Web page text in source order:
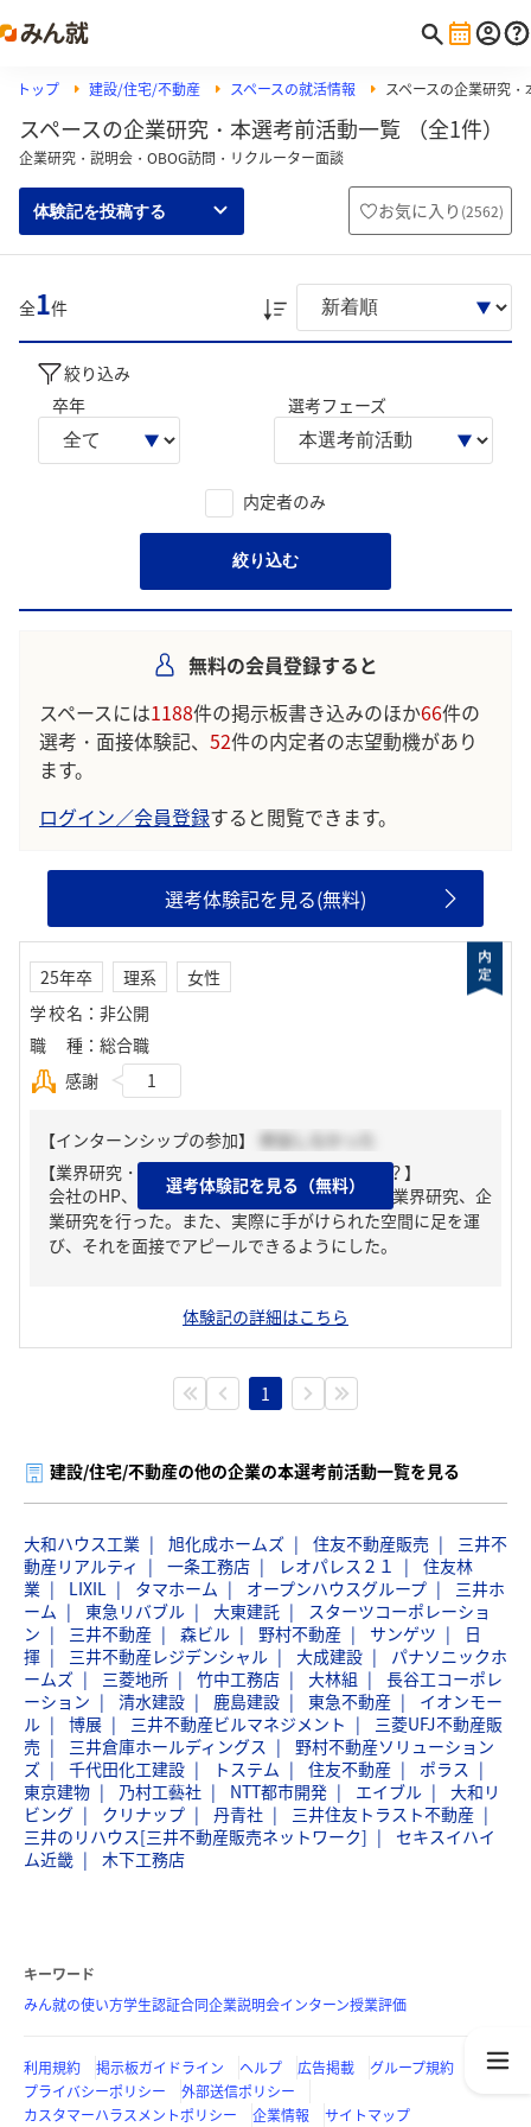
トップ 建設/住宅/不動産 スペースの就活情報 スペースの企業研究
スペースの企業研究・本選考前活動一覧 （全1件）
企業研究・説明会・OBOG訪問・リクルーター面談
体験記を投稿する お気に入り (2562)
全1件
絞り込み
卒年
選考フェーズ
内定者のみ
絞り込む
無料の会員登録すると
スペースには1188件の掲示板書き込みのほか66件の
選考・面接体験記、 52件の内定者の志望動機があり
ます。
ログイン／会員登録すると閲覧できます。
選考体験記を見る(無料)
25年卒 理系
女性
学校名 ： 非公開
職種 ： 総合職
感謝
1
【インターンシップの参加】
参加しなかった
【業界研究・企業研究はどんな風にしましたか？】
会社のHP、採用HP、業界に関する本を読んで業界研究、企
業研究を行った。また、実際に手がけられた空間に足を運
び、それを面接でアピールできるようにした。
選考体験記を見る（無料）
体験記の詳細はこちら
1
建設/住宅/不動産の他の企業の本選考前活動一覧を見る
大和ハウス工業 旭化成ホームズ 住友不動産販売
三井不
動産リアルティ
一条工務店 レオパレス２１
住友林
業
LIXIL タマホーム オープンハウスグループ
三井ホ
ーム
東急リバブル 大東建託
スターツコーポレーショ
ン
三井不動産 森ビル 野村不動産 サンゲツ
日
揮
三井不動産レジデンシャル 大成建設
パナソニックホ
ームズ
三菱地所 竹中工務店 大林組
長谷工コーポレ
ーション
清水建設 鹿島建設 東急不動産
イオンモー
ル
博展 三井不動産ビルマネジメント
三菱UFJ不動産販
売
三井倉庫ホールディングス
野村不動産ソリューション
ズ
千代田化工建設 トステム 住友不動産
ポラス
東京建物
乃村工藝社 NTT都市開発 エイブル
大和リ
ビング
クリナップ 丹青社
三井住友トラスト不動産
三井のリハウス[三井不動産販売ネットワーク]
セキスイハイ
ム近畿
木下工務店
キーワード
みん就の使い方学生認証合同企業説明会インターン授業評価
利用規約 掲示板ガイドライン ヘルプ 広告掲載
グループ規約
プライバシーポリシー
外部送信ポリシー
カスタマーハラスメントポリシー
企業情報 サイトマップ